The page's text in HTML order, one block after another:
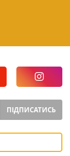
ПІДПИСАТИСЬ